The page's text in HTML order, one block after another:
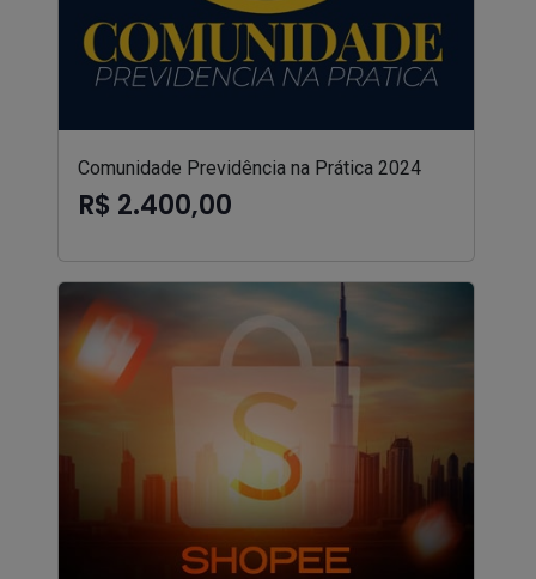
Comunidade Previdência na Prática 2024
R$ 2.400,00